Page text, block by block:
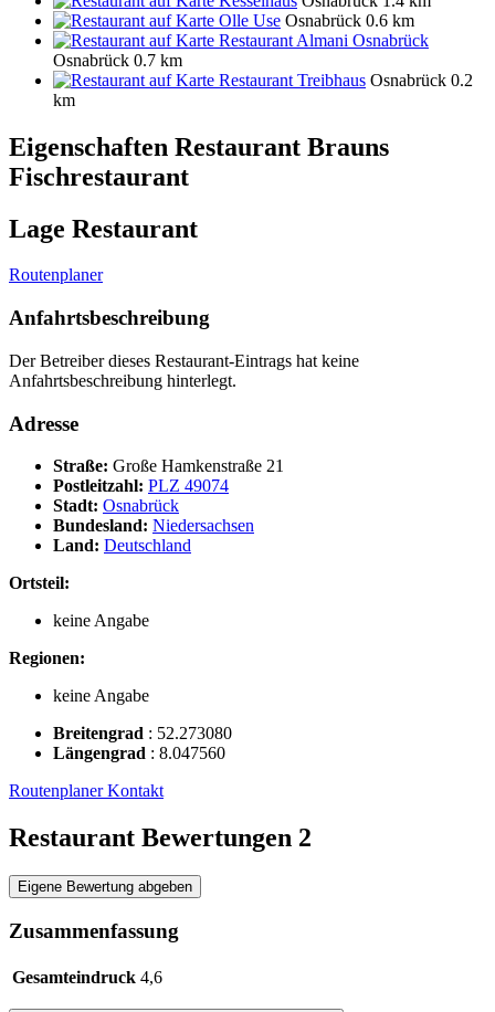
Olle Use Osnabrück 0.6 km
Restaurant Almani Osnabrück
Osnabrück 0.7 km
Restaurant Treibhaus Osnabrück 0.2
km
Eigenschaften Restaurant Brauns
Fischrestaurant
Lage Restaurant
Routenplaner
Anfahrtsbeschreibung
Der Betreiber dieses Restaurant-Eintrags hat keine
Anfahrtsbeschreibung hinterlegt.
Adresse
Straße: Große Hamkenstraße 21
Postleitzahl: PLZ 49074
Stadt: Osnabrück
Bundesland: Niedersachsen
Land: Deutschland
Ortsteil:
keine Angabe
Regionen:
keine Angabe
Breitengrad : 52.273080
Längengrad : 8.047560
RoutenplanerKontakt
Restaurant Bewertungen 2
Eigene Bewertung abgeben
Zusammenfassung
Gesamteindruck 4,6